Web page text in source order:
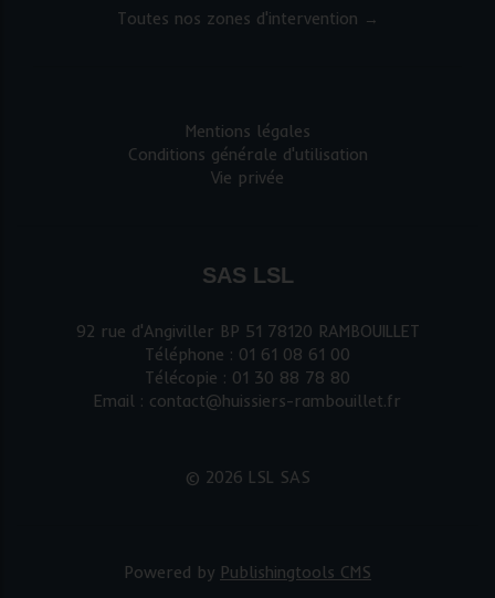
Toutes nos zones d'intervention →
Mentions légales
Conditions générale d'utilisation
Vie privée
SAS LSL
92 rue d'Angiviller BP 51 78120 RAMBOUILLET
Téléphone : 01 61 08 61 00
Télécopie : 01 30 88 78 80
Email : contact@huissiers-rambouillet.fr
© 2026 LSL SAS
Powered by Publishingtools CMS